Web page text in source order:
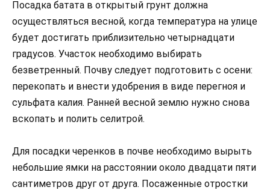
Посадка батата в открытый грунт должна
осуществляться весной, когда температура на улице
будет достигать приблизительно четырнадцати
градусов. Участок необходимо выбирать
безветренный. Почву следует подготовить с осени:
перекопать и внести удобрения в виде перегноя и
сульфата калия. Ранней весной землю нужно снова
вскопать и полить селитрой.
Для посадки черенков в почве необходимо вырыть
небольшие ямки на расстоянии около двадцати пяти
сантиметров друг от друга. Посаженные отростки